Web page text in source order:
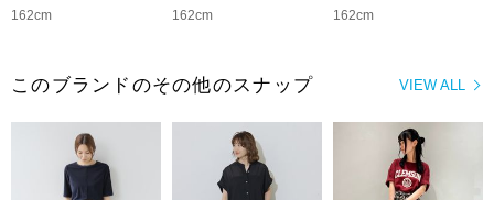
162cm
162cm
162cm
VIEW ALL
このブランドのその他のスナップ